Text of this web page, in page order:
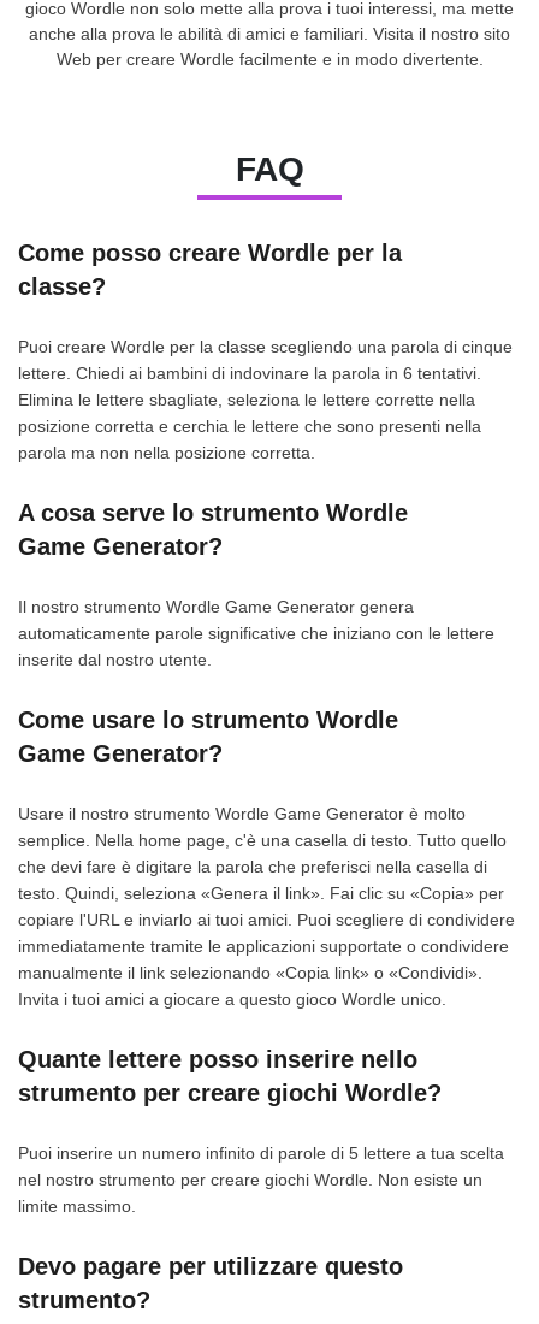
gioco Wordle non solo mette alla prova i tuoi interessi, ma mette
anche alla prova le abilità di amici e familiari. Visita il nostro sito
Web per creare Wordle facilmente e in modo divertente.
FAQ
Come posso creare Wordle per la
classe?
Puoi creare Wordle per la classe scegliendo una parola di cinque
lettere. Chiedi ai bambini di indovinare la parola in 6 tentativi.
Elimina le lettere sbagliate, seleziona le lettere corrette nella
posizione corretta e cerchia le lettere che sono presenti nella
parola ma non nella posizione corretta.
A cosa serve lo strumento Wordle
Game Generator?
Il nostro strumento Wordle Game Generator genera
automaticamente parole significative che iniziano con le lettere
inserite dal nostro utente.
Come usare lo strumento Wordle
Game Generator?
Usare il nostro strumento Wordle Game Generator è molto
semplice. Nella home page, c'è una casella di testo. Tutto quello
che devi fare è digitare la parola che preferisci nella casella di
testo. Quindi, seleziona «Genera il link». Fai clic su «Copia» per
copiare l'URL e inviarlo ai tuoi amici. Puoi scegliere di condividere
immediatamente tramite le applicazioni supportate o condividere
manualmente il link selezionando «Copia link» o «Condividi».
Invita i tuoi amici a giocare a questo gioco Wordle unico.
Quante lettere posso inserire nello
strumento per creare giochi Wordle?
Puoi inserire un numero infinito di parole di 5 lettere a tua scelta
nel nostro strumento per creare giochi Wordle. Non esiste un
limite massimo.
Devo pagare per utilizzare questo
strumento?